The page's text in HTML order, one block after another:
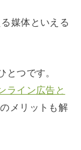
媒体といえる
とつです。
ライン広告と
メリットも解